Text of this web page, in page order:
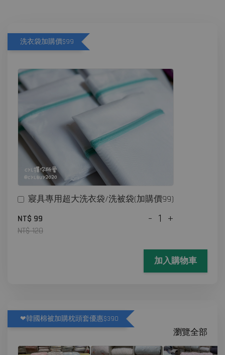
洗衣袋加購價$99
寢具專用超大洗衣袋/洗被袋(加購價99)
NT$ 99
NT$ 120
- +
加入購物車
❤韓國棉被加購枕頭套優惠$390
瀏覽全部